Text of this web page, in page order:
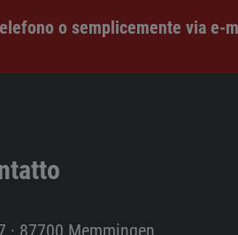
o semplicemente via e-
· 87700 Memmingen